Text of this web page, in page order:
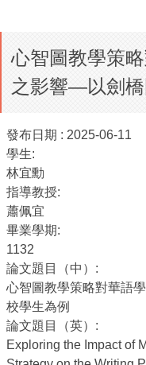
心智圖教學策
之影響—以劍橋
發布日期 : 2025-06-11
學生:
林宜勳
指導教授:
蕭佩宜
畢業學期:
1132
論文題目（中）:
心智圖教學策略對華語
校學生為例
論文題目（英）:
Exploring the Impact of